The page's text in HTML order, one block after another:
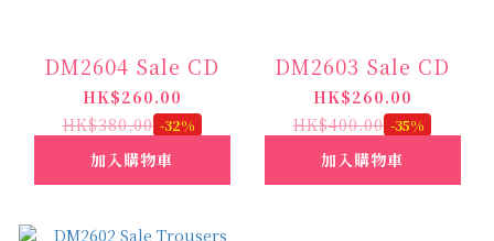
DM2604 Sale CD
HK$260.00
HK$380.00 -32%
加入購物車
DM2603 Sale CD
HK$260.00
HK$400.00 -35%
加入購物車